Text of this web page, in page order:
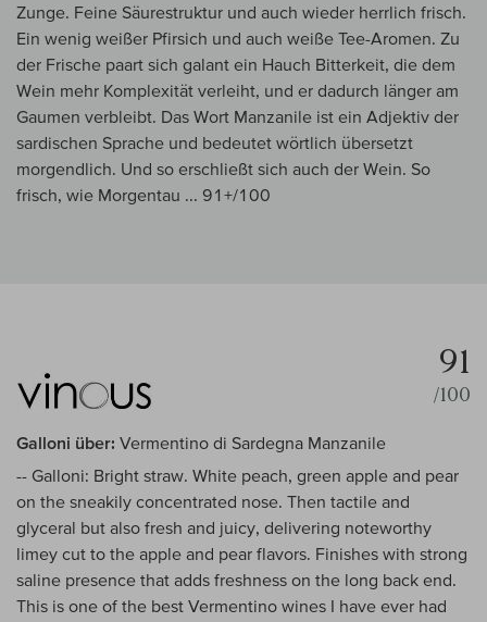
Zunge. Feine Säurestruktur und auch wieder herrlich frisch.
Ein wenig weißer Pfirsich und auch weiße Tee-Aromen. Zu
der Frische paart sich galant ein Hauch Bitterkeit, die dem
Wein mehr Komplexität verleiht, und er dadurch länger am
Gaumen verbleibt. Das Wort Manzanile ist ein Adjektiv der
sardischen Sprache und bedeutet wörtlich übersetzt
morgendlich. Und so erschließt sich auch der Wein. So
frisch, wie Morgentau ... 91+/100
91
/100
Galloni über: Vermentino di Sardegna Manzanile
-- Galloni: Bright straw. White peach, green apple and pear
on the sneakily concentrated nose. Then tactile and
glyceral but also fresh and juicy, delivering noteworthy
limey cut to the apple and pear flavors. Finishes with strong
saline presence that adds freshness on the long back end.
This is one of the best Vermentino wines I have ever had